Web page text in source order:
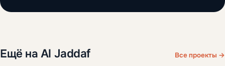
Ещё на Al Jaddaf Все проекты →